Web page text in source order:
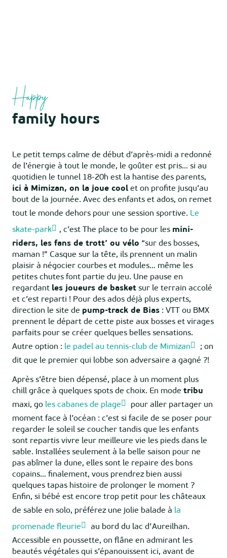
Happy
family hours
Le petit temps calme de début d’après-midi a redonné
de l’énergie à tout le monde, le goûter est pris… si au
quotidien le tunnel 18-20h est la hantise des parents,
ici à Mimizan, on la joue cool et on profite jusqu’au
bout de la journée. Avec des enfants et ados, on remet
tout le monde dehors pour une session sportive. Le
skate-park
, c’est The place to be pour les mini-
riders, les fans de trott’ ou vélo “sur des bosses,
maman !” Casque sur la tête, ils prennent un malin
plaisir à négocier courbes et modules… même les
petites chutes font partie du jeu. Une pause en
regardant les joueurs de basket sur le terrain accolé
et c’est reparti ! Pour des ados déjà plus experts,
direction le site de pump-track de Bias : VTT ou BMX
prennent le départ de cette piste aux bosses et virages
parfaits pour se créer quelques belles sensations.
Autre option : le padel au tennis-club de Mimizan
; on
dit que le premier qui lobbe son adversaire a gagné ?!
Après s’être bien dépensé, place à un moment plus
chill grâce à quelques spots de choix. En mode tribu
maxi, go les cabanes de plage
pour aller partager un
moment face à l’océan : c’est si facile de se poser pour
regarder le soleil se coucher tandis que les enfants
sont repartis vivre leur meilleure vie les pieds dans le
sable. Installées seulement à la belle saison pour ne
pas abîmer la dune, elles sont le repaire des bons
copains… finalement, vous prendrez bien aussi
quelques tapas histoire de prolonger le moment ?
Enfin, si bébé est encore trop petit pour les châteaux
de sable en solo, préférez une jolie balade à la
promenade fleurie
au bord du lac d’Aureilhan.
Accessible en poussette, on flâne en admirant les
beautés végétales qui s’épanouissent ici, avant de